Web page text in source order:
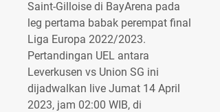
Saint-Gilloise di BayArena pada
leg pertama babak perempat final
Liga Europa 2022/2023.
Pertandingan UEL antara
Leverkusen vs Union SG ini
dijadwalkan live Jumat 14 April
2023, jam 02:00 WIB, di